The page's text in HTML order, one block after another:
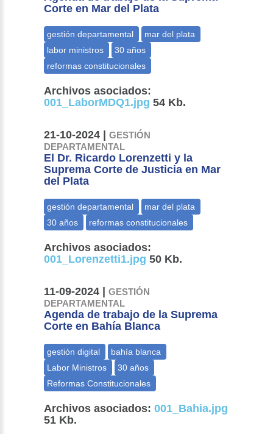
Corte en Mar del Plata
Archivos asociados:
001_LaborMDQ1.jpg 54 Kb.
21-10-2024 |GESTIÓN
DEPARTAMENTAL
El Dr. Ricardo Lorenzetti y la
Suprema Corte de Justicia en Mar
del Plata
Archivos asociados:
001_Lorenzetti1.jpg 50 Kb.
11-09-2024 |GESTIÓN
DEPARTAMENTAL
Agenda de trabajo de la Suprema
Corte en Bahía Blanca
Archivos asociados: 001_Bahia.jpg
51 Kb.